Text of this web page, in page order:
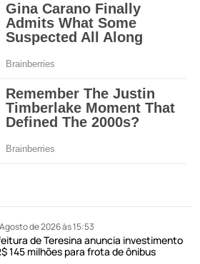
de 2026 às 15:53
de Teresina anuncia investimento
145 milhões para frota de ônibus